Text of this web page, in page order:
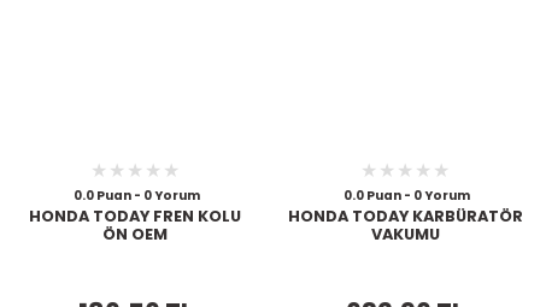
0.0 Puan - 0 Yorum
HONDA TODAY FREN KOLU
ÖN OEM
0.0 Puan - 0 Yorum
HONDA TODAY KARBÜRATÖR
VAKUMU